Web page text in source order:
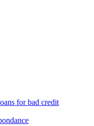
for bad credit